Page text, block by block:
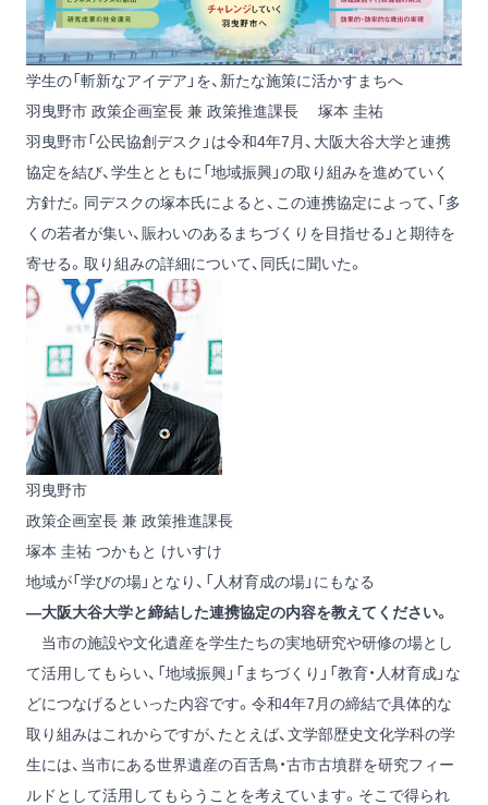
学生の「斬新なアイデア」を、新たな施策に活かすまちへ
羽曳野市 政策企画室長 兼 政策推進課長 塚本 圭祐
羽曳野市「公民協創デスク」は令和4年7月、大阪大谷大学と連携
協定を結び、学生とともに「地域振興」の取り組みを進めていく
方針だ。同デスクの塚本氏によると、この連携協定によって、「多
くの若者が集い、賑わいのあるまちづくりを目指せる」と期待を
寄せる。取り組みの詳細について、同氏に聞いた。
羽曳野市
政策企画室長 兼 政策推進課長
塚本 圭祐 つかもと けいすけ
地域が「学びの場」となり、「人材育成の場」にもなる
―大阪大谷大学と締結した連携協定の内容を教えてください。
当市の施設や文化遺産を学生たちの実地研究や研修の場とし
て活用してもらい、「地域振興」「まちづくり」「教育・人材育成」な
どにつなげるといった内容です。令和4年7月の締結で具体的な
取り組みはこれからですが、たとえば、文学部歴史文化学科の学
生には、当市にある世界遺産の百舌鳥・古市古墳群を研究フィー
ルドとして活用してもらうことを考えています。そこで得られ